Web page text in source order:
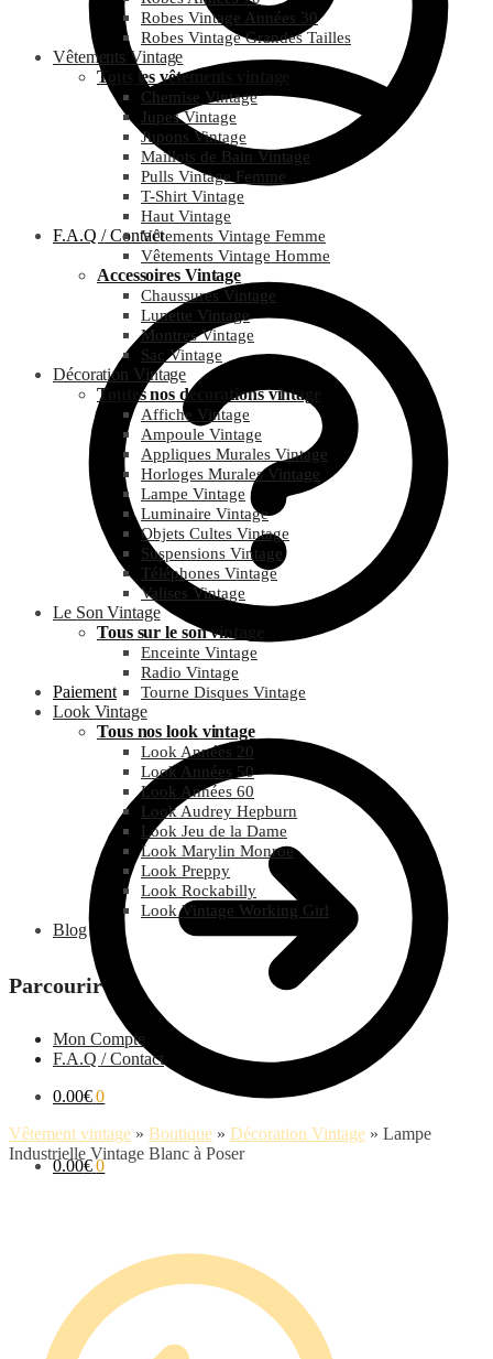
F.A.Q / Contact
Paiement
0.00€ 0
Robes Vintage Années 30
Robes Vintage Grandes Tailles
Vêtements Vintage
Tous les vêtements vintage
Chemise Vintage
Jupes Vintage
Jupons Vintage
Maillots de Bain Vintage
Pulls Vintage Femme
T-Shirt Vintage
Haut Vintage
Vêtements Vintage Femme
Vêtements Vintage Homme
Accessoires Vintage
Chaussures Vintage
Lunette Vintage
Montres Vintage
Sac Vintage
Décoration Vintage
Toutes nos décorations vintage
Affiche Vintage
Ampoule Vintage
Appliques Murales Vintage
Horloges Murales Vintage
Lampe Vintage
Luminaire Vintage
Objets Cultes Vintage
Suspensions Vintage
Téléphones Vintage
Valises Vintage
Le Son Vintage
Tous sur le son vintage
Enceinte Vintage
Radio Vintage
Tourne Disques Vintage
Look Vintage
Tous nos look vintage
Look Années 20
Look Années 50
Look Années 60
Look Audrey Hepburn
Look Jeu de la Dame
Look Marylin Monroe
Look Preppy
Look Rockabilly
Look Vintage Working Girl
Blog
Parcourir
Mon Compte
F.A.Q / Contact
0.00€ 0
Vêtement vintage » Boutique » Décoration Vintage » Lampe
Industrielle Vintage Blanc à Poser